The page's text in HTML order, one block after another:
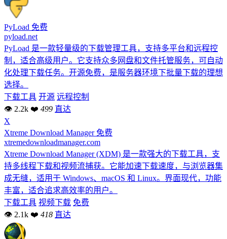
PyLoad 免费
pyload.net
PyLoad 是一款轻量级的下载管理工具，支持多平台和远程控
制，适合高级用户。它支持众多网盘和文件托管服务，可自动
化处理下载任务。开源免费，是服务器环境下批量下载的理想
选择。
下载工具 开源 远程控制
👁 2.2k ❤ 499 直达
X
Xtreme Download Manager 免费
xtremedownloadmanager.com
Xtreme Download Manager (XDM) 是一款强大的下载工具，支
持多线程下载和视频流捕获。它能加速下载速度，与浏览器集
成无缝，适用于 Windows、macOS 和 Linux。界面现代，功能
丰富，适合追求高效率的用户。
下载工具 视频下载 免费
👁 2.1k ❤ 418 直达